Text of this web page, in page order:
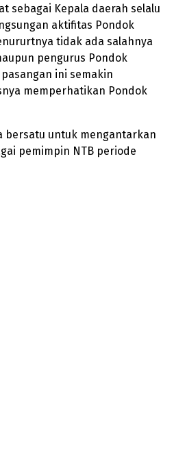
sebagai Kepala daerah selalu
aktifitas Pondok
tidak ada salahnya
pengurus Pondok
ini semakin
memperhatikan Pondok
bersatu untuk mengantarkan
pemimpin NTB periode